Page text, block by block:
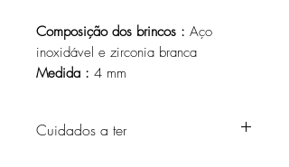
Composição dos brincos : Aço
inoxidável e zirconia branca
Medida : 4 mm
Cuidados a ter